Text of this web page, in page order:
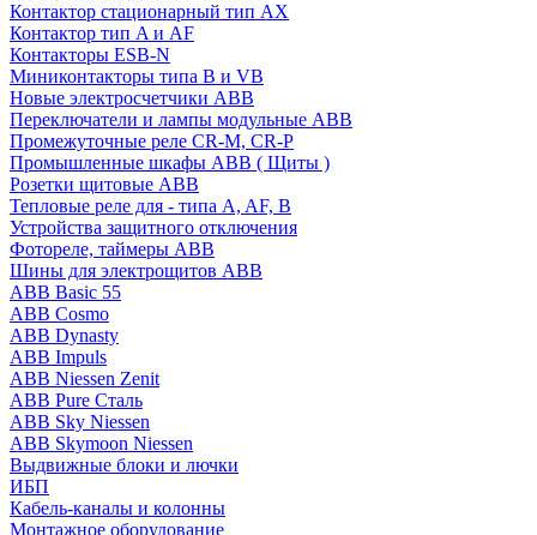
Контактор стационарный тип AX
Контактор тип A и AF
Контакторы ESB-N
Миниконтакторы типа B и VB
Новые электросчетчики ABB
Переключатели и лампы модульные ABB
Промежуточные реле CR-M, CR-P
Промышленные шкафы ABB ( Щиты )
Розетки щитовые ABB
Тепловые реле для - типа A, AF, B
Устройства защитного отключения
Фотореле, таймеры ABB
Шины для электрощитов АВВ
ABB Basic 55
ABB Cosmo
ABB Dynasty
ABB Impuls
ABB Niessen Zenit
ABB Pure Сталь
ABB Sky Niessen
ABB Skymoon Niessen
Выдвижные блоки и лючки
ИБП
Кабель-каналы и колонны
Монтажное оборудование